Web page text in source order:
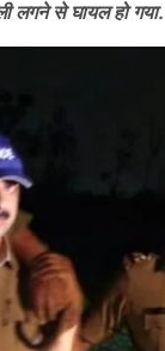
लगने से घायल हो गया.